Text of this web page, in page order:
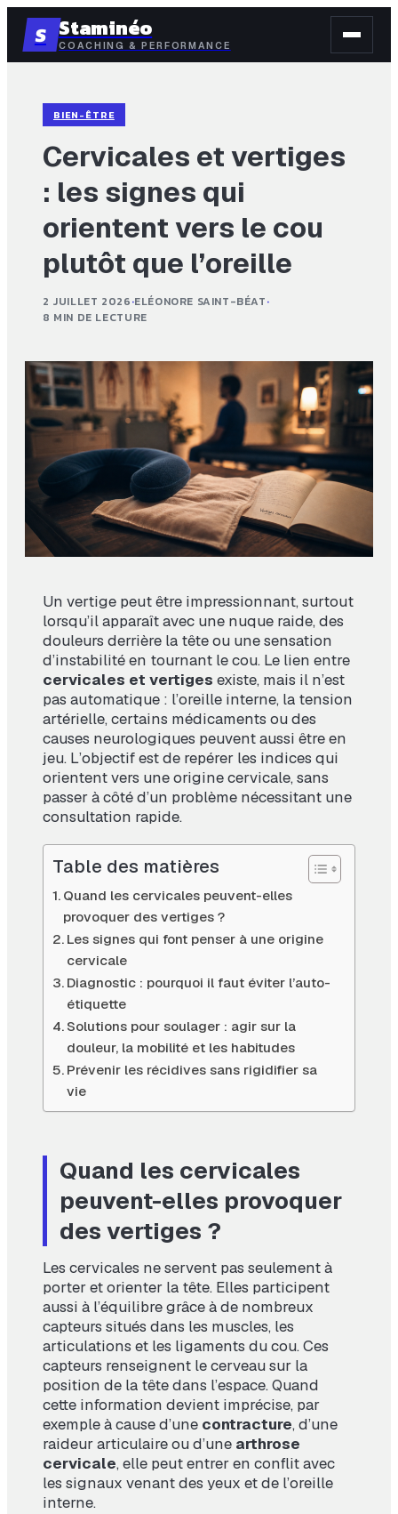
S Staminéo
COACHING & PERFORMANCE
BIEN-ÊTRE
Cervicales et vertiges
: les signes qui
orientent vers le cou
plutôt que l’oreille
2 JUILLET 2026·ELÉONORE SAINT-BÉAT·
8 MIN DE LECTURE
Un vertige peut être impressionnant, surtout
lorsqu’il apparaît avec une nuque raide, des
douleurs derrière la tête ou une sensation
d’instabilité en tournant le cou. Le lien entre
cervicales et vertiges existe, mais il n’est
pas automatique : l’oreille interne, la tension
artérielle, certains médicaments ou des
causes neurologiques peuvent aussi être en
jeu. L’objectif est de repérer les indices qui
orientent vers une origine cervicale, sans
passer à côté d’un problème nécessitant une
consultation rapide.
Table des matières
Quand les cervicales peuvent-elles
provoquer des vertiges ?
Les signes qui font penser à une origine
cervicale
Diagnostic : pourquoi il faut éviter l’auto-
étiquette
Solutions pour soulager : agir sur la
douleur, la mobilité et les habitudes
Prévenir les récidives sans rigidifier sa
vie
Quand les cervicales
peuvent-elles provoquer
des vertiges ?
Les cervicales ne servent pas seulement à
porter et orienter la tête. Elles participent
aussi à l’équilibre grâce à de nombreux
capteurs situés dans les muscles, les
articulations et les ligaments du cou. Ces
capteurs renseignent le cerveau sur la
position de la tête dans l’espace. Quand
cette information devient imprécise, par
exemple à cause d’une contracture, d’une
raideur articulaire ou d’une arthrose
cervicale, elle peut entrer en conflit avec
les signaux venant des yeux et de l’oreille
interne.